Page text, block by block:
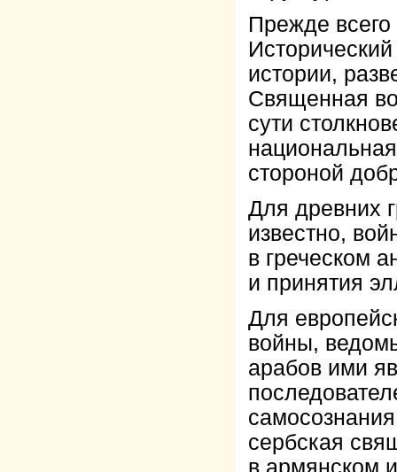
Прежде
истории,
Священная
сути
стороной
Для древних
известно,
в греческом
и принятия
Для
войны,
арабов ими
сербская
в армянском